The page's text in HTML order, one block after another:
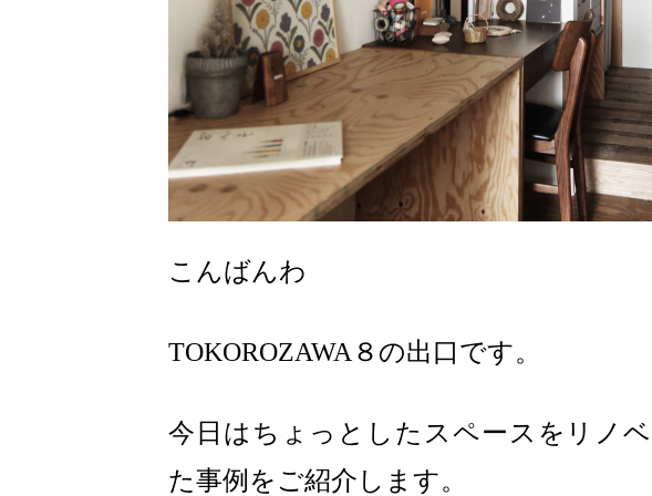
こんばんわ
TOKOROZAWA８の出口です。
今日はちょっとしたスペースをリノ
た事例をご紹介します。